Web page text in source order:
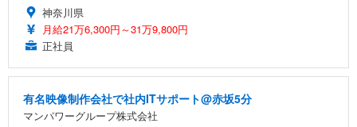
神奈川県
月給21万6,300円～31万9,800円
正社員
有名映像制作会社で社内ITサポート@赤坂5分
マンパワーグループ株式会社